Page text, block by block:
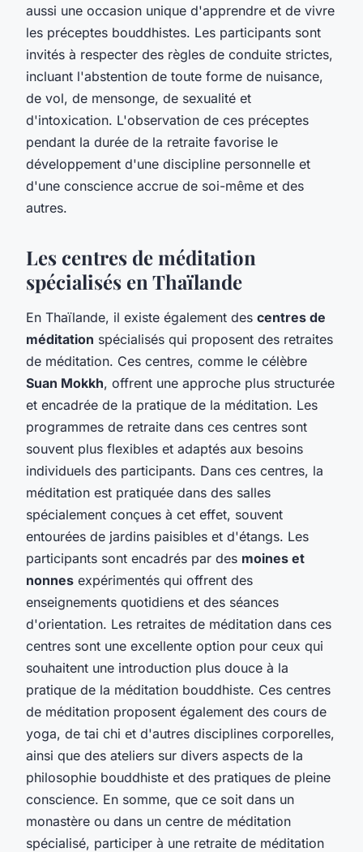
aussi une occasion unique d'apprendre et de vivre
les préceptes bouddhistes. Les participants sont
invités à respecter des règles de conduite strictes,
incluant l'abstention de toute forme de nuisance,
de vol, de mensonge, de sexualité et
d'intoxication. L'observation de ces préceptes
pendant la durée de la retraite favorise le
développement d'une discipline personnelle et
d'une conscience accrue de soi-même et des
autres.
Les centres de méditation
spécialisés en Thaïlande
En Thaïlande, il existe également des centres de
méditation spécialisés qui proposent des retraites
de méditation. Ces centres, comme le célèbre
Suan Mokkh, offrent une approche plus structurée
et encadrée de la pratique de la méditation. Les
programmes de retraite dans ces centres sont
souvent plus flexibles et adaptés aux besoins
individuels des participants. Dans ces centres, la
méditation est pratiquée dans des salles
spécialement conçues à cet effet, souvent
entourées de jardins paisibles et d'étangs. Les
participants sont encadrés par des moines et
nonnes expérimentés qui offrent des
enseignements quotidiens et des séances
d'orientation. Les retraites de méditation dans ces
centres sont une excellente option pour ceux qui
souhaitent une introduction plus douce à la
pratique de la méditation bouddhiste. Ces centres
de méditation proposent également des cours de
yoga, de tai chi et d'autres disciplines corporelles,
ainsi que des ateliers sur divers aspects de la
philosophie bouddhiste et des pratiques de pleine
conscience. En somme, que ce soit dans un
monastère ou dans un centre de méditation
spécialisé, participer à une retraite de méditation